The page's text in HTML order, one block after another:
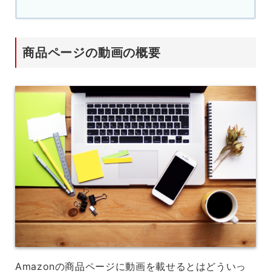
商品ページの動画の概要
Amazonの商品ページに動画を載せるとはどういっ